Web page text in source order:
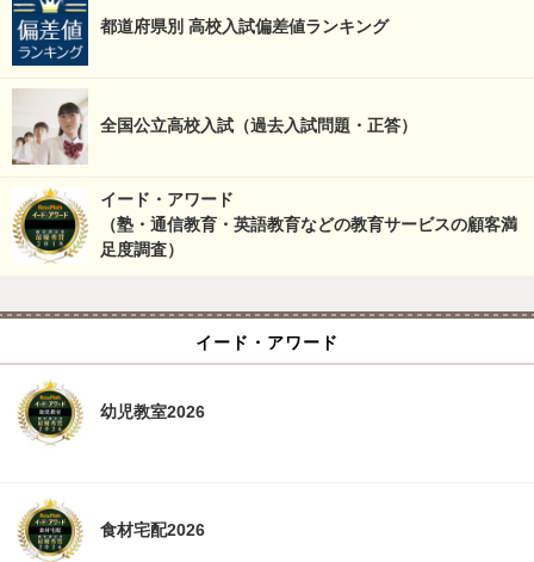
都道府県別 高校入試偏差値ランキング
全国公立高校入試（過去入試問題・正答）
イード・アワード
（塾・通信教育・英語教育などの教育サービスの顧客満
足度調査）
イード・アワード
幼児教室2026
食材宅配2026